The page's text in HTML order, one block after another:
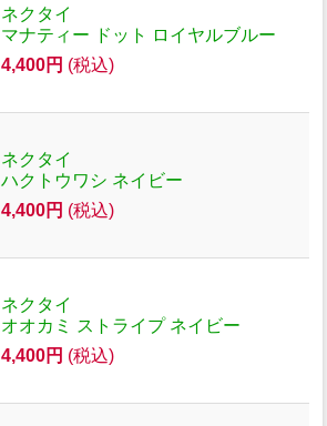
ネクタイ
マナティー ドット ロイヤルブルー
4,400円 (税込)
ネクタイ
ハクトウワシ ネイビー
4,400円 (税込)
ネクタイ
オオカミ ストライプ ネイビー
4,400円 (税込)